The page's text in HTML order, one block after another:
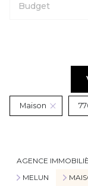
Budget
Maison
AGENCE
MELUN